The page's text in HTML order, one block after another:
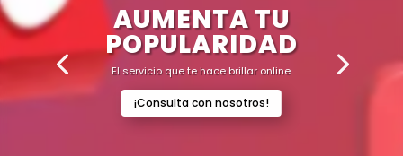
AUMENTA TU
POPULARIDAD
El servicio que te hace brillar online
¡Consulta con nosotros!